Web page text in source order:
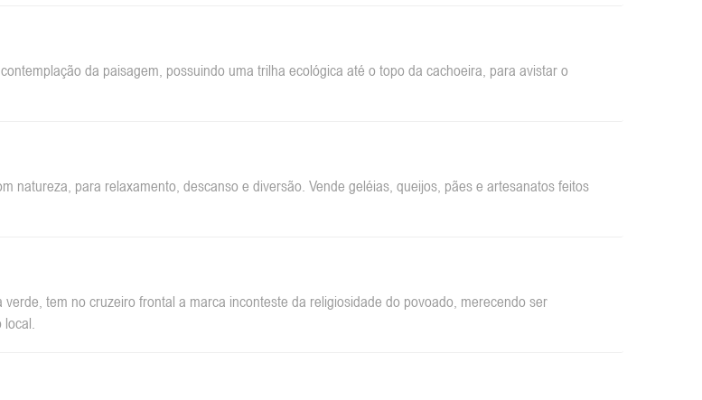
da paisagem, possuindo uma trilha ecológica até o topo da cachoeira, para avistar o
natureza, para relaxamento, descanso e diversão. Vende geléias, queijos, pães e artesanatos feitos
tem no cruzeiro frontal a marca inconteste da religiosidade do povoado, merecendo ser
local.